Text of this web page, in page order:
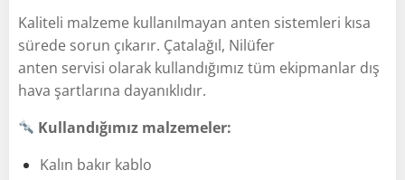
Kaliteli malzeme kullanılmayan anten sistemleri kısa
sürede sorun çıkarır. Çatalağıl, Nilüfer
anten servisi olarak kullandığımız tüm ekipmanlar dış
hava şartlarına dayanıklıdır.
Kullandığımız malzemeler:
Kalın bakır kablo